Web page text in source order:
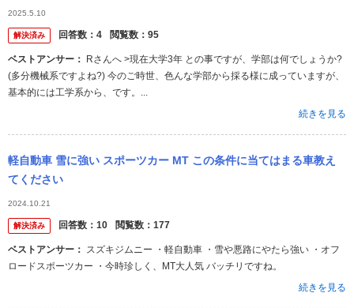
っていたのですが、教授に 車関係でもディーラー、整備士、ボディ
の設計...
2025.5.10
解決済み 回答数： 4 閲覧数： 95
ベストアンサー：
(多分機械系ですよね?) 今のご時世、色んな学部から採る様に成っていますが、
基本的には工学系から、です。...
続きを見る
軽自動車 雪に強い スポーツカー MT この条件に当てはまる車教え
てください
2024.10.21
解決済み 回答数： 10 閲覧数： 177
ベストアンサー：
ロードスポーツカー ・今時珍しく、MT大人気 バッチリですね。
続きを見る